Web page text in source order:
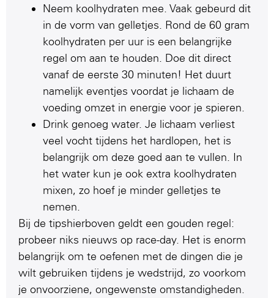
Neem koolhydraten mee. Vaak gebeurd dit
in de vorm van gelletjes. Rond de 60 gram
koolhydraten per uur is een belangrijke
regel om aan te houden. Doe dit direct
vanaf de eerste 30 minuten! Het duurt
namelijk eventjes voordat je lichaam de
voeding omzet in energie voor je spieren.
Drink genoeg water. Je lichaam verliest
veel vocht tijdens het hardlopen, het is
belangrijk om deze goed aan te vullen. In
het water kun je ook extra koolhydraten
mixen, zo hoef je minder gelletjes te
nemen.
Bij de tipshierboven geldt een gouden regel:
probeer niks nieuws op race-day. Het is enorm
belangrijk om te oefenen met de dingen die je
wilt gebruiken tijdens je wedstrijd, zo voorkom
je onvoorziene, ongewenste omstandigheden.